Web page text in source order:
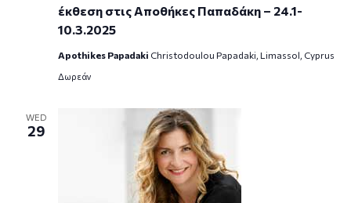
έκθεση στις Αποθήκες Παπαδάκη – 24.1-
10.3.2025
Apothikes Papadaki Christodoulou Papadaki, Limassol, Cyprus
Δωρεάν
WED
29